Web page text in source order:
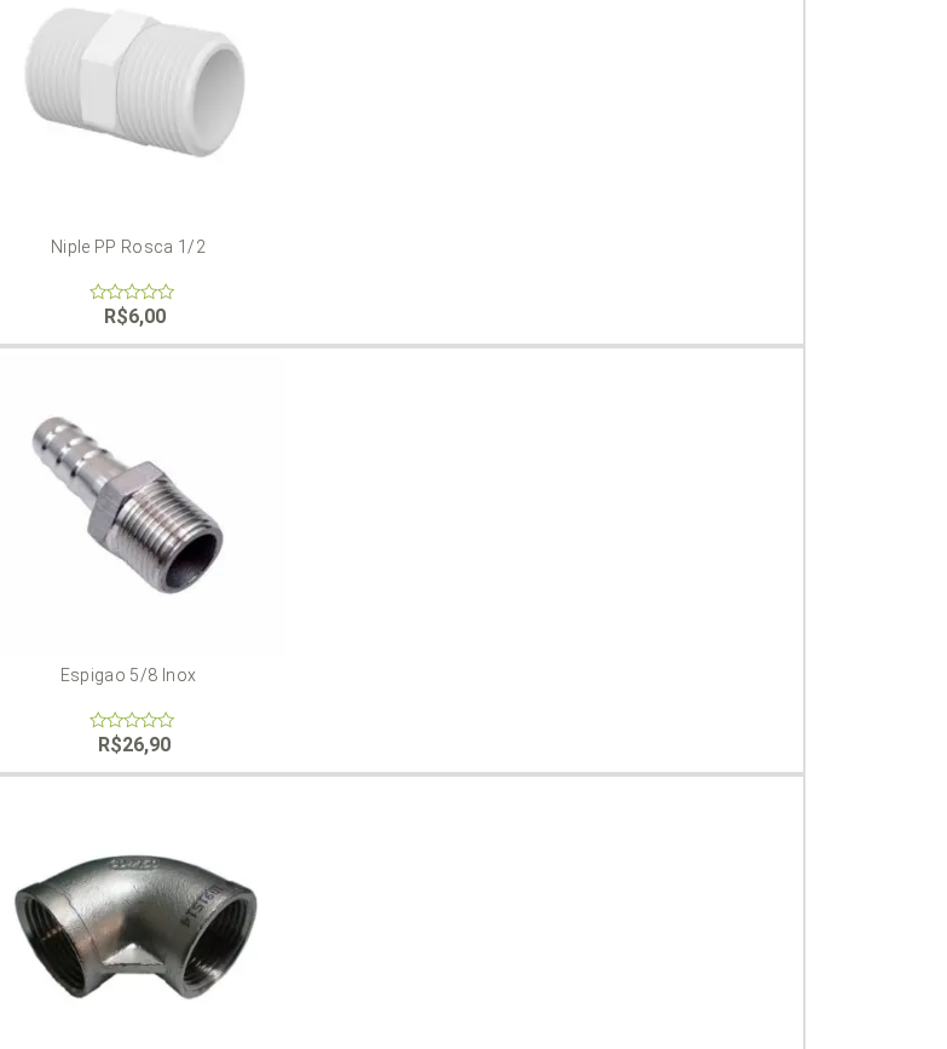
Niple PP Rosca 1/2
of
R$6,00
Espigao 5/8 Inox
out
of
R$26,90